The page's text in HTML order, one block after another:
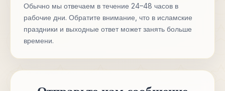
Обычно мы отвечаем в течение 24–48 часов в
рабочие дни. Обратите внимание, что в исламские
праздники и выходные ответ может занять больше
времени.